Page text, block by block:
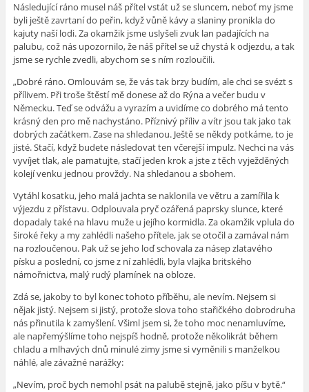
Následující ráno musel náš přítel vstát už se sluncem, neboť my jsme
byli ještě zavrtaní do peřin, když vůně kávy a slaniny pronikla do
kajuty naší lodi. Za okamžik jsme uslyšeli zvuk lan padajících na
palubu, což nás upozornilo, že náš přítel se už chystá k odjezdu, a tak
jsme se rychle zvedli, abychom se s ním rozloučili.
„Dobré ráno. Omlouvám se, že vás tak brzy budím, ale chci se svézt s
přílivem. Při troše štěstí mě donese až do Rýna a večer budu v
Německu. Teď se odvážu a vyrazím a uvidíme co dobrého má tento
krásný den pro mě nachystáno. Příznivý příliv a vítr jsou tak jako tak
dobrých začátkem. Zase na shledanou. Ještě se někdy potkáme, to je
jisté. Stačí, když budete následovat ten včerejší impulz. Nechci na vás
vyvíjet tlak, ale pamatujte, stačí jeden krok a jste z těch vyježděných
kolejí venku jednou provždy. Na shledanou a sbohem.
Vytáhl kosatku, jeho malá jachta se naklonila ve větru a zamířila k
výjezdu z přístavu. Odplouvala pryč ozářená paprsky slunce, které
dopadaly také na hlavu muže u jejího kormidla. Za okamžik vplula do
široké řeky a my zahlédli našeho přítele, jak se otočil a zamával nám
na rozloučenou. Pak už se jeho loď schovala za násep zlatavého
písku a poslední, co jsme z ní zahlédli, byla vlajka britského
námořnictva, malý rudý plamínek na obloze.
Zdá se, jakoby to byl konec tohoto příběhu, ale nevím. Nejsem si
nějak jistý. Nejsem si jistý, protože slova toho stařičkého dobrodruha
nás přinutila k zamyšlení. Všiml jsem si, že toho moc nenamluvíme,
ale napřemýšlíme toho nejspíš hodně, protože několikrát během
chladu a mlhavých dnů minulé zimy jsme si vyměnili s manželkou
náhlé, ale závažné narážky:
„Nevím, proč bych nemohl psát na palubě stejně, jako píšu v bytě.“